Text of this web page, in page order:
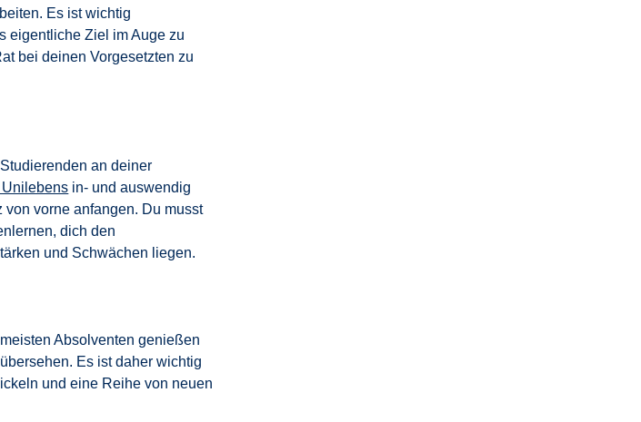
Es ist wichtig
eigentliche Ziel im Auge zu
bei deinen Vorgesetzten zu
an deiner
in- und auswendig
von vorne anfangen. Du musst
dich den
und Schwächen liegen.
Absolventen genießen
Es ist daher wichtig
und eine Reihe von neuen